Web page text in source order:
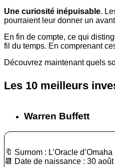
Une curiosité inépuisable.
pourraient leur donner un
En fin de compte, ce qui
fil du temps. En comprenant
Découvrez maintenant quels
Les 10 meilleurs
Warren Buffett
🔖 Surnom : L’Oracle d’Omaha
📆 Date de naissance : 30